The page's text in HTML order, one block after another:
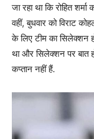
जा रहा था कि रोहित
वहीं, बुधवार को विराट
के लिए टीम का सिलेक्शन
था और सिलेक्शन पर बात
कप्तान नहीं हैं.